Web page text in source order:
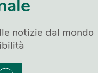
notizie dal mondo